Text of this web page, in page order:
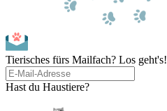
Tierisches fürs Mailfach? Los geht's!
Hast du Haustiere?